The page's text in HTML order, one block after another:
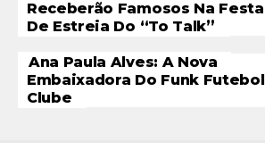
Receberão Famosos Na Festa
De Estreia Do “To Talk”
Ana Paula Alves: A Nova
Embaixadora Do Funk Futebol
Clube